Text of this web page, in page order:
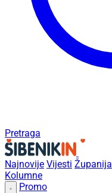
Pretraga
Najnovije Vijesti Županija
Kolumne
Promo